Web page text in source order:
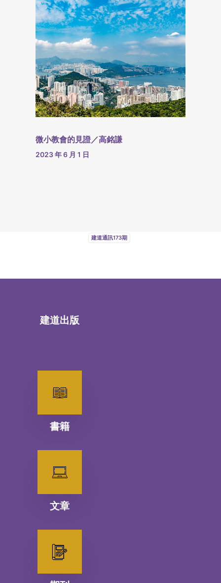
微小教會的見證／高銘謙
2023 年 6 月 1 日
建道通訊173期
建道出版
書籍
文章